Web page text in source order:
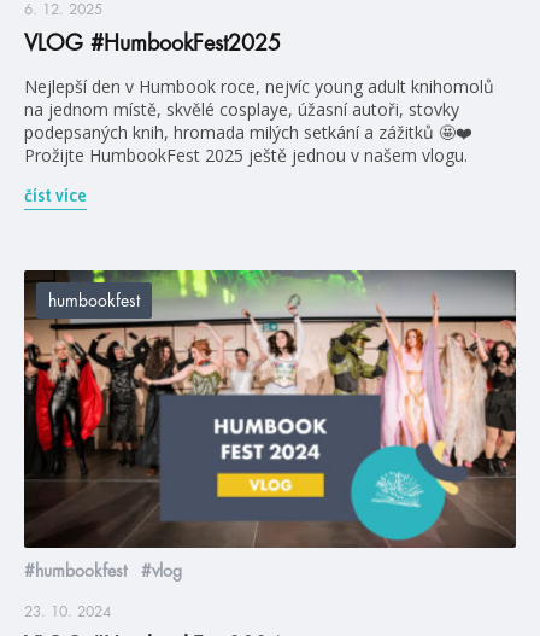
6. 12. 2025
VLOG #HumbookFest2025
Nejlepší den v Humbook roce, nejvíc young adult knihomolů
na jednom místě, skvělé cosplaye, úžasní autoři, stovky
podepsaných knih, hromada milých setkání a zážitků 🤩❤️
Prožijte HumbookFest 2025 ještě jednou v našem vlogu.
číst více
humbookfest
#humbookfest #vlog
23. 10. 2024